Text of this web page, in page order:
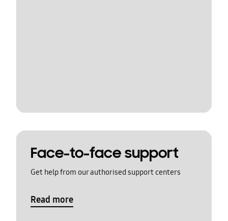
Face-to-face support
Get help from our authorised support centers
Read more